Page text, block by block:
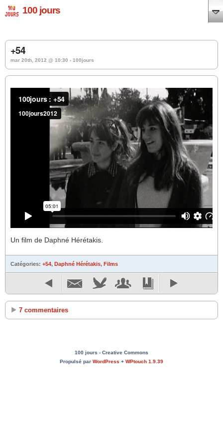
100 jours
+54
mar 20th, 2012 @ 10:30 › 100jours
Un film de Daphné Hérétakis.
Catégories: +54, Daphné Hérétakis, Films
7 commentaires
100 jours - Creative Commons
Propulsé par WordPress + WPtouch 1.9.39